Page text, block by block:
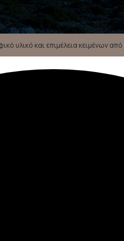
υλικό και επιμέλεια κειμένων από